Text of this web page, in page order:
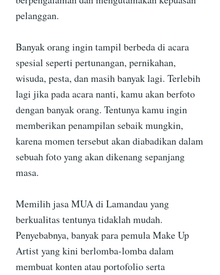
pelanggan.
Banyak orang ingin tampil berbeda di acara
spesial seperti pertunangan, pernikahan,
wisuda, pesta, dan masih banyak lagi. Terlebih
lagi jika pada acara nanti, kamu akan berfoto
dengan banyak orang. Tentunya kamu ingin
memberikan penampilan sebaik mungkin,
karena momen tersebut akan diabadikan dalam
sebuah foto yang akan dikenang sepanjang
masa.
Memilih jasa MUA di Lamandau yang
berkualitas tentunya tidaklah mudah.
Penyebabnya, banyak para pemula Make Up
Artist yang kini berlomba-lomba dalam
membuat konten atau portofolio serta